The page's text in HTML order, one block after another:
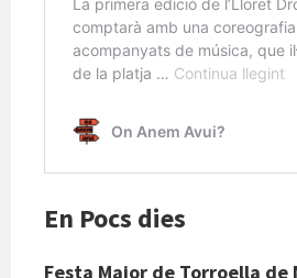
En Pocs dies
Festa Major de Torroella de